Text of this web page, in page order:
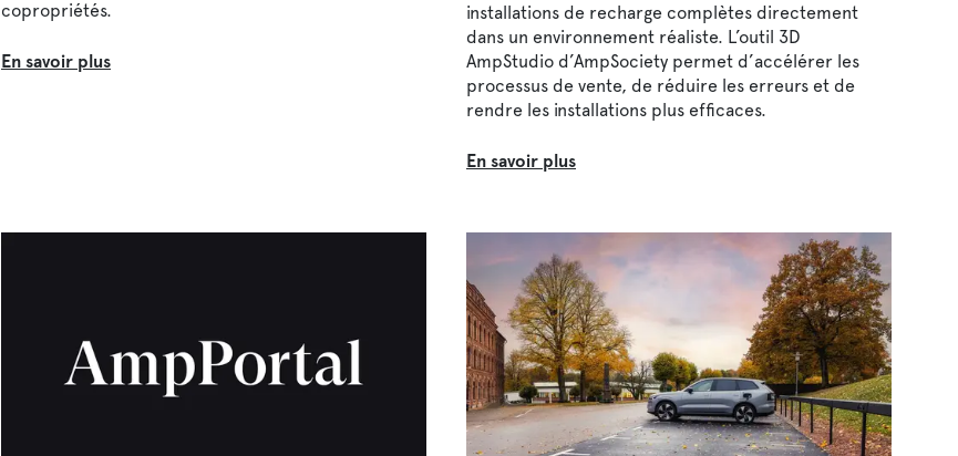
copropriétés.
En savoir plus
installations de recharge complètes directement
dans un environnement réaliste. L’outil 3D
AmpStudio d’AmpSociety permet d’accélérer les
processus de vente, de réduire les erreurs et de
rendre les installations plus efficaces.
En savoir plus